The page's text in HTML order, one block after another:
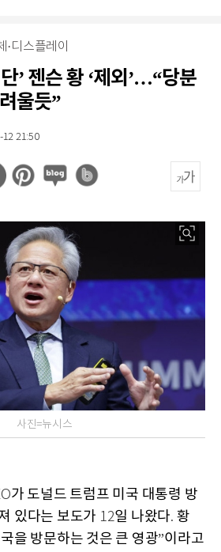
·디스플레이
’ 젠슨 황 ‘제외’…“당분
울듯”
12 21:50
사진=뉴시스
가 도널드 트럼프 미국 대통령 방
있다는 보도가 12일 나왔다. 황
을 방문하는 것은 큰 영광”이라고